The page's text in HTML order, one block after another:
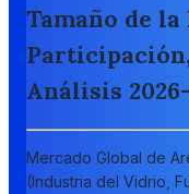
Tamaño de
Análisis
Mercado Global de
(Industria del Vidrio,